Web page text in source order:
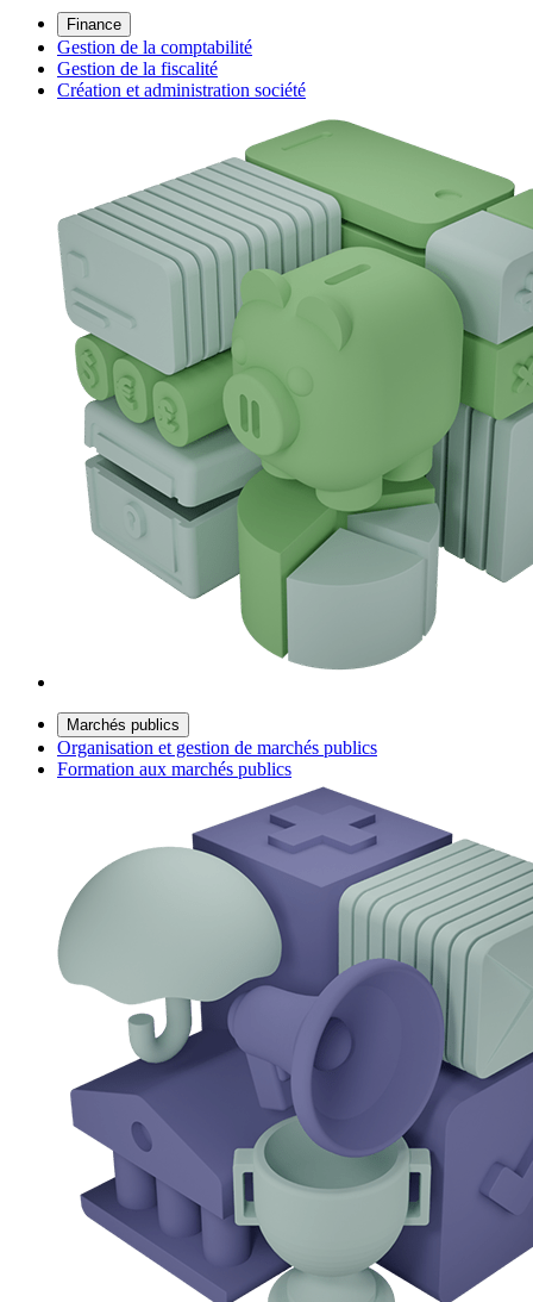
Finance
Gestion de la comptabilité
Gestion de la fiscalité
Création et administration société
Marchés publics
Organisation et gestion de marchés publics
Formation aux marchés publics